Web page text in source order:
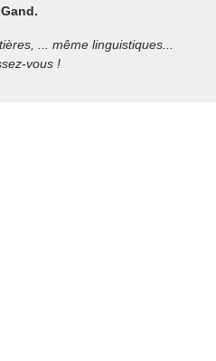
... même linguistiques...
vous !